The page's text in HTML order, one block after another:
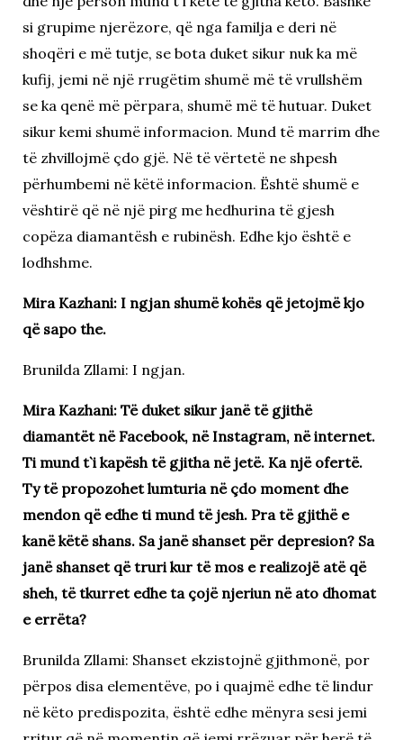
si grupime njerëzore, që nga familja e deri në
shoqëri e më tutje, se bota duket sikur nuk ka më
kufij, jemi në një rrugëtim shumë më të vrullshëm
se ka qenë më përpara, shumë më të hutuar. Duket
sikur kemi shumë informacion. Mund të marrim dhe
të zhvillojmë çdo gjë. Në të vërtetë ne shpesh
përhumbemi në këtë informacion. Është shumë e
vështirë që në një pirg me hedhurina të gjesh
copëza diamantësh e rubinësh. Edhe kjo është e
lodhshme.
Mira Kazhani: I ngjan shumë kohës që jetojmë kjo
që sapo the.
Brunilda Zllami: I ngjan.
Mira Kazhani: Të duket sikur janë të gjithë
diamantët në Facebook, në Instagram, në internet.
Ti mund t`i kapësh të gjitha në jetë. Ka një ofertë.
Ty të propozohet lumturia në çdo moment dhe
mendon që edhe ti mund të jesh. Pra të gjithë e
kanë këtë shans. Sa janë shanset për depresion? Sa
janë shanset që truri kur të mos e realizojë atë që
sheh, të tkurret edhe ta çojë njeriun në ato dhomat
e errëta?
Brunilda Zllami: Shanset ekzistojnë gjithmonë, por
përpos disa elementëve, po i quajmë edhe të lindur
në këto predispozita, është edhe mënyra sesi jemi